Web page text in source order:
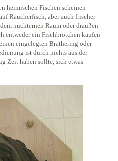
heimischen Fischen scheinen
Räucherfisch, aber auch frischer
nüchternen Raum oder draußen
entweder ein Fischbrötchen kaufen
eingelegten Brathering oder
ist durch nichts aus der
Zeit haben sollte, sich etwas